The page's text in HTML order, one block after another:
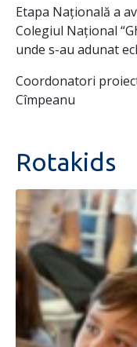
Etapa Națională a
Colegiul Național
unde s-au adunat
Coordonatori
Cîmpeanu
Rotakids